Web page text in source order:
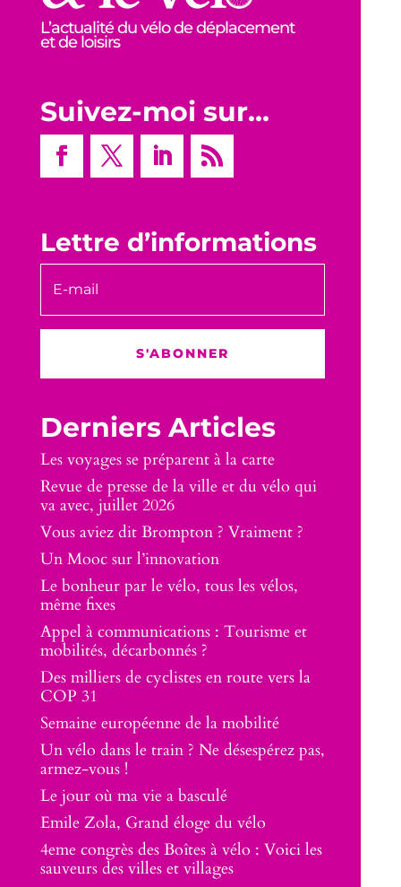
L’actualité du vélo de déplacement
et de loisirs
Suivez-moi sur…
Lettre d’informations
S'ABONNER
Derniers Articles
Les voyages se préparent à la carte
Revue de presse de la ville et du vélo qui
va avec, juillet 2026
Vous aviez dit Brompton ? Vraiment ?
Un Mooc sur l’innovation
Le bonheur par le vélo, tous les vélos,
même fixes
Appel à communications : Tourisme et
mobilités, décarbonnés ?
Des milliers de cyclistes en route vers la
COP 31
Semaine européenne de la mobilité
Un vélo dans le train ? Ne désespérez pas,
armez-vous !
Le jour où ma vie a basculé
Emile Zola, Grand éloge du vélo
4eme congrès des Boîtes à vélo : Voici les
sauveurs des villes et villages